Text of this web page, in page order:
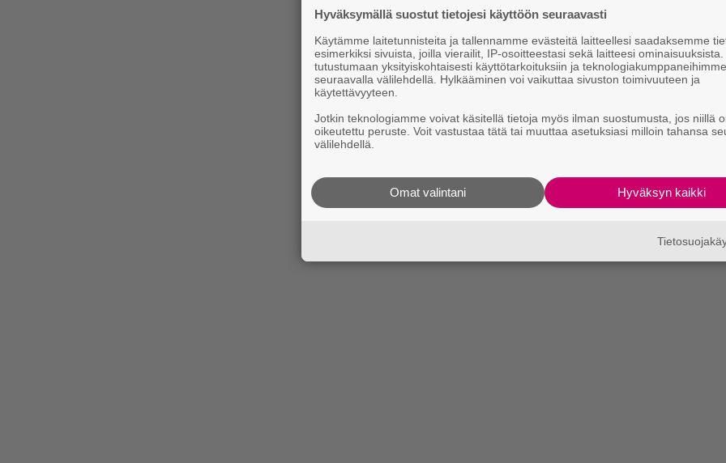
Hyväksymällä suostut tietojesi käyttöön seuraavasti
Käytämme laitetunnisteita ja tallennamme evästeitä laitteellesi saadaksemme
esimerkiksi sivuista, joilla vierailit, IP-osoitteestasi sekä laitteesi
tutustumaan yksityiskohtaisesti käyttötarkoituksiin ja teknologiakumppaneihimme
seuraavalla välilehdellä. Hylkääminen voi vaikuttaa sivuston toimivuuteen ja
käytettävyyteen.
Jotkin teknologiamme voivat käsitellä tietoja myös ilman suostumusta, jos niillä
oikeutettu peruste. Voit vastustaa tätä tai muuttaa asetuksiasi milloin tahansa
välilehdellä.
Hyväksyn kaikki
Omat valintani